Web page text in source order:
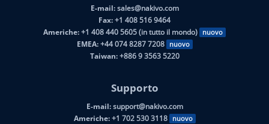
E-mail:sales@nakivo.com
Fax:+1 408 516 9464
Americhe:+1 408 440 5605 (in tutto il mondo) nuovo
EMEA:+44 074 8287 7208 nuovo
Taiwan:+886 9 3563 5220
Supporto
E-mail:support@nakivo.com
Americhe:+1 702 530 3118 nuovo